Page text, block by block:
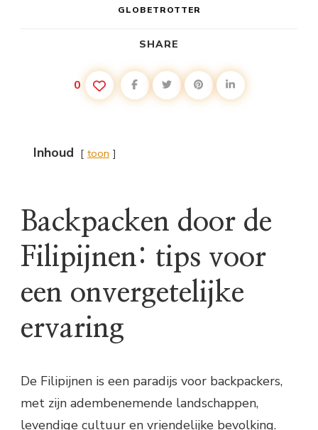
GLOBETROTTER
SHARE
0
Inhoud toon
Backpacken door de
Filipijnen: tips voor
een onvergetelijke
ervaring
De Filipijnen is een paradijs voor backpackers,
met zijn adembenemende landschappen,
levendige cultuur en vriendelijke bevolking.